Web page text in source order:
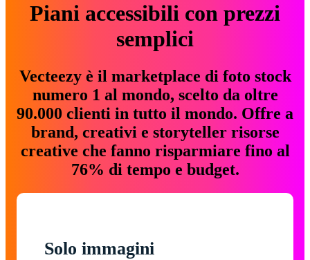
Piani accessibili con prezzi
semplici
Vecteezy è il marketplace di foto stock
numero 1 al mondo, scelto da oltre
90.000 clienti in tutto il mondo. Offre a
brand, creativi e storyteller risorse
creative che fanno risparmiare fino al
76% di tempo e budget.
Solo immagini